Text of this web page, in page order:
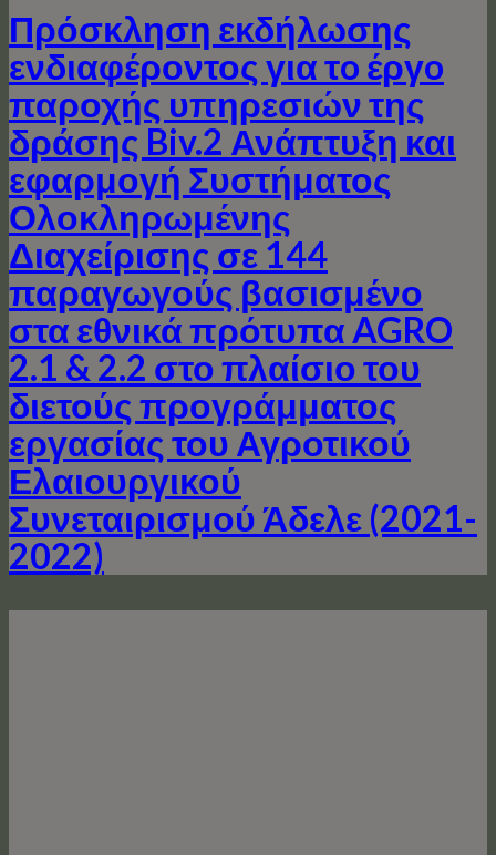
Πρόσκληση εκδήλωσης
ενδιαφέροντος για τo έργo
παροχής υπηρεσιών της
δράσης Biv.2 Ανάπτυξη και
εφαρμογή Συστήματος
Ολοκληρωμένης
Διαχείρισης σε 144
παραγωγούς βασισμένο
στα εθνικά πρότυπα AGRO
2.1 & 2.2 στο πλαίσιο του
διετούς προγράμματος
εργασίας του Αγροτικού
Ελαιουργικού
Συνεταιρισμού Άδελε (2021-
2022)